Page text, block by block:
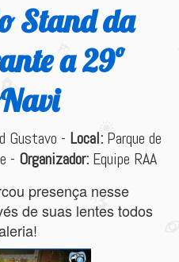
Stand da
a 29º
Gustavo - Local: Parque de
- Organizador:Equipe RAA
presença nesse
de suas lentes todos